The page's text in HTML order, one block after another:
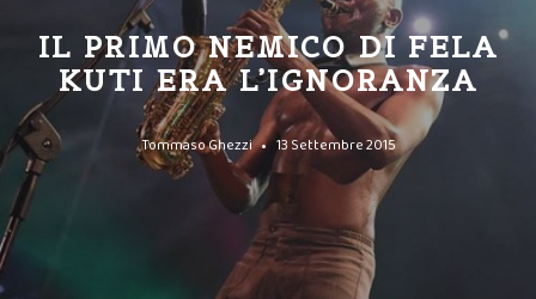
IL PRIMO NEMICO DI FELA
KUTI ERA L’IGNORANZA
Tommaso Ghezzi 13 Settembre 2015